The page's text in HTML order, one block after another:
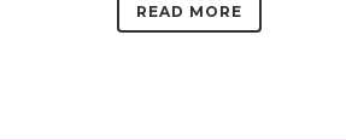
READ MORE